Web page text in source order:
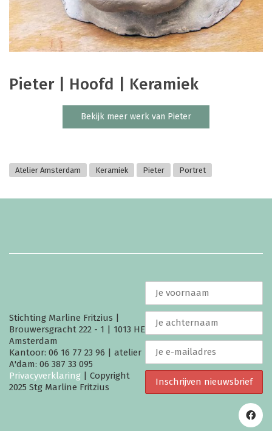
Pieter | Hoofd | Keramiek
Bekijk meer werk van Pieter
Atelier Amsterdam Keramiek Pieter Portret
Stichting Marline Fritzius |
Brouwersgracht 222 - 1 | 1013 HE
Amsterdam
Kantoor: 06 16 77 23 96 | atelier
A'dam: 06 387 33 095
Privacyverklaring | Copyright
2025 Stg Marline Fritzius